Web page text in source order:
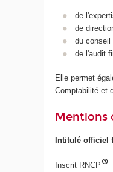
de
de
du conseil
de l'audit
Elle permet
Comptabilité et
Mentions
Intitulé officiel
Inscrit RNCP